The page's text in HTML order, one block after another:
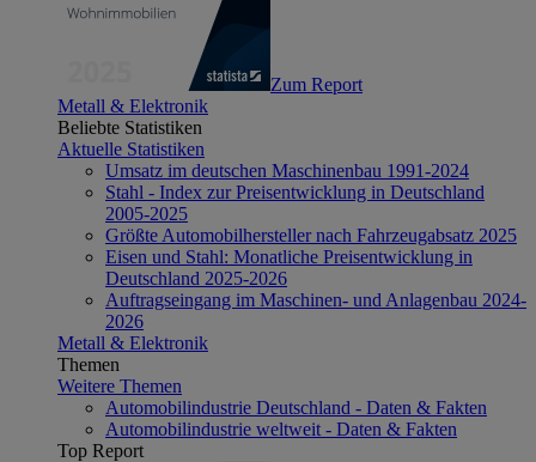
Zum Report
Metall & Elektronik
Beliebte Statistiken
Aktuelle Statistiken
Umsatz im deutschen Maschinenbau 1991-2024
Stahl - Index zur Preisentwicklung in Deutschland
2005-2025
Größte Automobilhersteller nach Fahrzeugabsatz 2025
Eisen und Stahl: Monatliche Preisentwicklung in
Deutschland 2025-2026
Auftragseingang im Maschinen- und Anlagenbau 2024-
2026
Metall & Elektronik
Themen
Weitere Themen
Automobilindustrie Deutschland - Daten & Fakten
Automobilindustrie weltweit - Daten & Fakten
Top Report